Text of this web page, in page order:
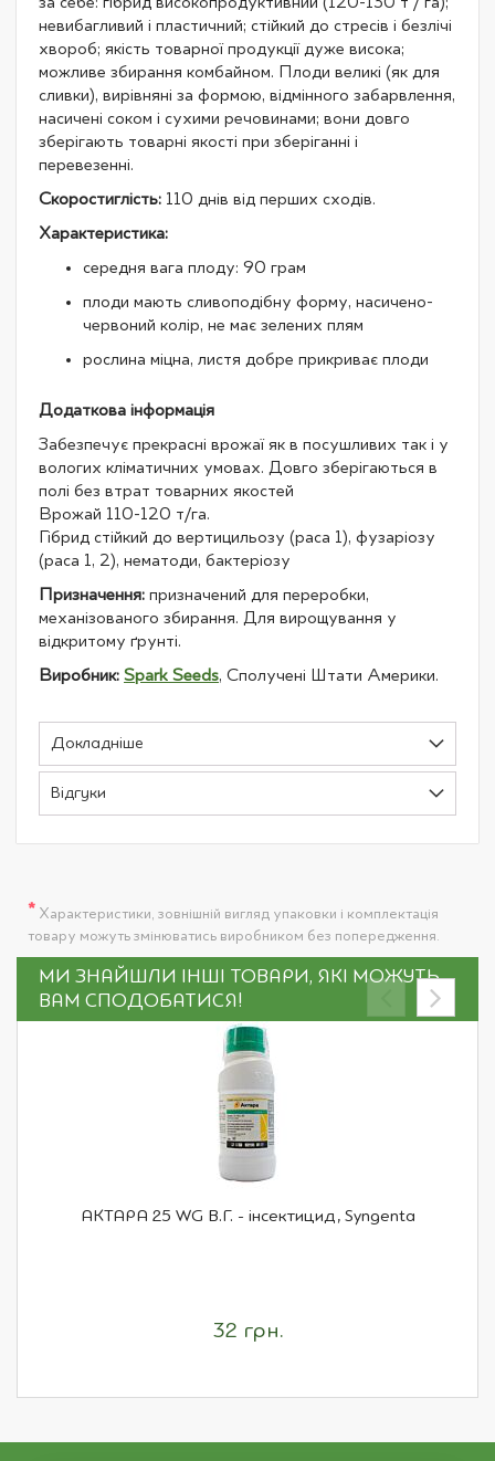
невибагливий і пластичний; стійкий до стресів і безлічі
хвороб; якість товарної продукції дуже висока;
можливе збирання комбайном. Плоди великі (як для
сливки), вирівняні за формою, відмінного забарвлення,
насичені соком і сухими речовинами; вони довго
зберігають товарні якості при зберіганні і
перевезенні.
Скоростиглість: 110 днів від перших сходів.
Характеристика:
середня вага плоду: 90 грам
плоди мають сливоподібну форму, насичено-
червоний колір, не має зелених плям
рослина міцна, листя добре прикриває плоди
Додаткова інформація
Забезпечує прекрасні врожаї як в посушливих так і у
вологих кліматичних умовах. Довго зберігаються в
полі без втрат товарних якостей
Врожай 110-120 т/га.
Гібрид стійкий до вертицильозу (раса 1), фузаріозу
(раса 1, 2), нематоди, бактеріозу
Призначення: призначений для переробки,
механізованого збирання. Для вирощування у
відкритому ґрунті.
Виробник: Spark Seeds, Сполучені Штати Америки.
Докладніше
Відгуки
* Характеристики, зовнішній вигляд упаковки і комплектація
товару можуть змінюватись виробником без попередження.
МИ ЗНАЙШЛИ ІНШІ ТОВАРИ, ЯКІ МОЖУТЬ
ВАМ СПОДОБАТИСЯ!
АКТАРА 25 WG В.Г. - інсектицид, Syngenta
32 грн.